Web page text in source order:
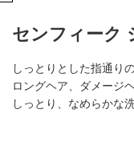
センフィーク
しっとりとした指通り
ロングヘア、ダメージ
しっとり、なめらかな